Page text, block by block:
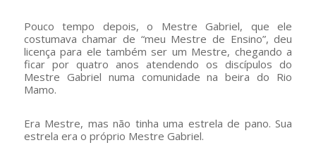
Pouco tempo depois, o Mestre Gabriel, que ele
costumava chamar de “meu Mestre de Ensino”, deu
licença para ele também ser um Mestre, chegando a
ficar por quatro anos atendendo os discípulos do
Mestre Gabriel numa comunidade na beira do Rio
Mamo.
Era Mestre, mas não tinha uma estrela de pano. Sua
estrela era o próprio Mestre Gabriel.